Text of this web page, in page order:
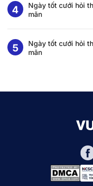
Ngày tốt cưới hỏi
mãn
Ngày tốt cưới hỏi
mãn